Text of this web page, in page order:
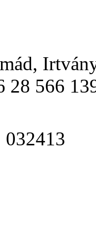
28 566
032413